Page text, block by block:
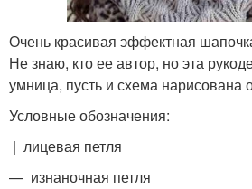
Очень красивая эффектная
Не знаю, кто ее автор, но эта
умница, пусть и схема нарисована
Условные обозначения:
| лицевая петля
— изнаночная петля